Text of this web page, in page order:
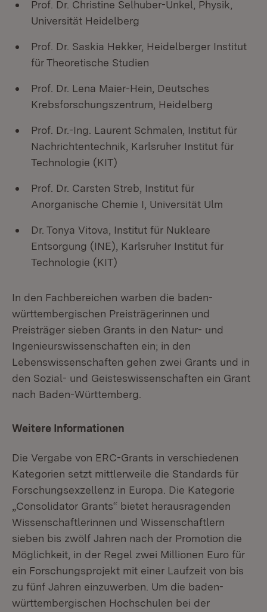
Prof. Dr. Christine Selhuber-Unkel, Physik,
Universität Heidelberg
Prof. Dr. Saskia Hekker, Heidelberger Institut
für Theoretische Studien
Prof. Dr. Lena Maier-Hein, Deutsches
Krebsforschungszentrum, Heidelberg
Prof. Dr.-Ing. Laurent Schmalen, Institut für
Nachrichtentechnik, Karlsruher Institut für
Technologie (KIT)
Prof. Dr. Carsten Streb, Institut für
Anorganische Chemie I, Universität Ulm
Dr. Tonya Vitova, Institut für Nukleare
Entsorgung (INE), Karlsruher Institut für
Technologie (KIT)
In den Fachbereichen warben die baden-
württembergischen Preisträgerinnen und
Preisträger sieben Grants in den Natur- und
Ingenieurswissenschaften ein; in den
Lebenswissenschaften gehen zwei Grants und in
den Sozial- und Geisteswissenschaften ein Grant
nach Baden-Württemberg.
Weitere Informationen
Die Vergabe von ERC-Grants in verschiedenen
Kategorien setzt mittlerweile die Standards für
Forschungsexzellenz in Europa. Die Kategorie
„Consolidator Grants“ bietet herausragenden
Wissenschaftlerinnen und Wissenschaftlern
sieben bis zwölf Jahren nach der Promotion die
Möglichkeit, in der Regel zwei Millionen Euro für
ein Forschungsprojekt mit einer Laufzeit von bis
zu fünf Jahren einzuwerben. Um die baden-
württembergischen Hochschulen bei der